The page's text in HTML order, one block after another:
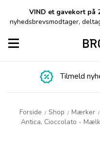
VIND et gavekort på
nyhedsbrevsmodtager,
Toggle navigation
Tilmeld
Forside / Shop / Mærker /
Antica, Cioccolato -